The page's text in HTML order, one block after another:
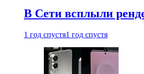
В Сети всплыли
1 год спустя1 год спустя